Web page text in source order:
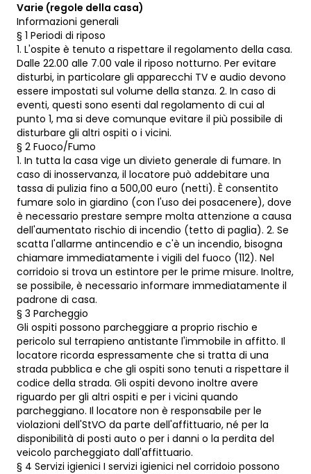
Varie (regole della casa)
Informazioni generali
§ 1 Periodi di riposo
1. L'ospite è tenuto a rispettare il regolamento della casa.
Dalle 22.00 alle 7.00 vale il riposo notturno. Per evitare
disturbi, in particolare gli apparecchi TV e audio devono
essere impostati sul volume della stanza. 2. In caso di
eventi, questi sono esenti dal regolamento di cui al
punto 1, ma si deve comunque evitare il più possibile di
disturbare gli altri ospiti o i vicini.
§ 2 Fuoco/Fumo
1. In tutta la casa vige un divieto generale di fumare. In
caso di inosservanza, il locatore può addebitare una
tassa di pulizia fino a 500,00 euro (netti). È consentito
fumare solo in giardino (con l'uso dei posacenere), dove
è necessario prestare sempre molta attenzione a causa
dell'aumentato rischio di incendio (tetto di paglia). 2. Se
scatta l'allarme antincendio e c'è un incendio, bisogna
chiamare immediatamente i vigili del fuoco (112). Nel
corridoio si trova un estintore per le prime misure. Inoltre,
se possibile, è necessario informare immediatamente il
padrone di casa.
§ 3 Parcheggio
Gli ospiti possono parcheggiare a proprio rischio e
pericolo sul terrapieno antistante l'immobile in affitto. Il
locatore ricorda espressamente che si tratta di una
strada pubblica e che gli ospiti sono tenuti a rispettare il
codice della strada. Gli ospiti devono inoltre avere
riguardo per gli altri ospiti e per i vicini quando
parcheggiano. Il locatore non è responsabile per le
violazioni dell'StVO da parte dell'affittuario, né per la
disponibilità di posti auto o per i danni o la perdita del
veicolo parcheggiato dall'affittuario.
§ 4 Servizi igienici I servizi igienici nel corridoio possono